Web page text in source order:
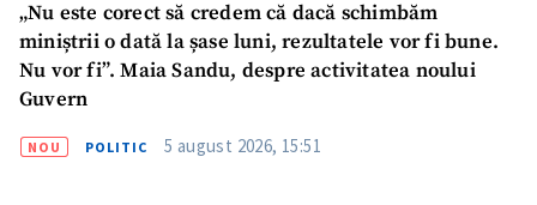
„Nu este corect să credem că dacă schimbăm
miniștrii o dată la șase luni, rezultatele vor fi bune.
Nu vor fi”. Maia Sandu, despre activitatea noului
Guvern
NOU POLITIC 5 august 2026, 15:51